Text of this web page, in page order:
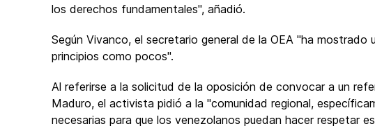
los derechos fundamentales", añadió.
Según Vivanco, el secretario general de la OEA "ha
principios como pocos".
Al referirse a la solicitud de la oposición de convocar a un
Maduro, el activista pidió a la "comunidad regional,
necesarias para que los venezolanos puedan hacer respetar